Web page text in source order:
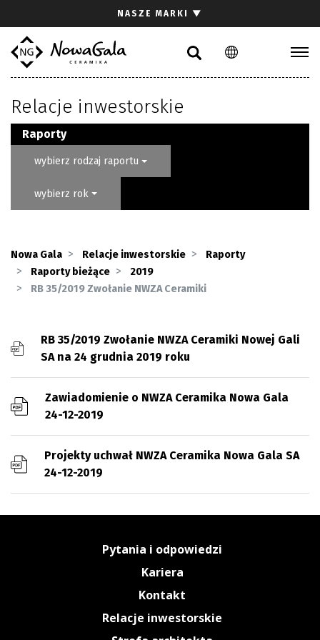
PL EN
NASZE MARKI ▼
Relacje inwestorskie
Raporty
wybierz rodzaj raportu
wybierz rok
Nowa Gala Relacje inwestorskie
Raporty
Raporty bieżące
2019
RB 35/2019 Zwołanie NWZA Ceramiki
RB 35/2019 Zwołanie NWZA Ceramiki Nowej Gali
SA na 24 grudnia 2019 roku
Zawiadomienie o NWZA Ceramika Nowa Gala
24-12-2019
Projekty uchwał NWZA Ceramika Nowa Gala SA
24-12-2019
Pytania i odpowiedzi
Kariera
Kontakt
Relacje inwestorskie
Kolekcje
Inspiracje
Pliki do pobrania
Strefa architekta
Kontakt
Komunikacja z akcjonariuszami